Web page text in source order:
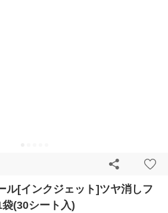
ル[インクジェット]ツヤ消しフ
(30シート入)